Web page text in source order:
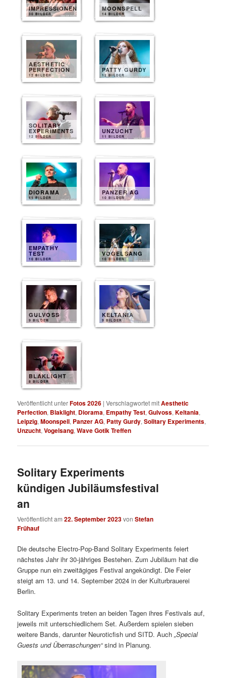
IMPRESSIONEN
30 BILDER
MOONSPELL
14 BILDER
AESTHETIC
PERFECTION
12 BILDER
PATTY GURDY
12 BILDER
SOLITARY
EXPERIMENTS
12 BILDER
UNZUCHT
11 BILDER
DIORAMA
11 BILDER
PANZER AG
10 BILDER
EMPATHY
TEST
10 BILDER
VOGELSANG
10 BILDER
GULVOSS
9 BILDER
KELTANIA
9 BILDER
BLAKLIGHT
8 BILDER
Veröffentlicht unterFotos 2026 |Verschlagwortet mitAesthetic
Perfection, Blaklight, Diorama, Empathy Test,Gulvoss,Keltania,
Leipzig,Moonspell, Panzer AG, Patty Gurdy,Solitary Experiments,
Unzucht,Vogelsang,Wave Gotik Treffen
Solitary Experiments
kündigen Jubiläumsfestival
an
Veröffentlicht am22. September 2023vonStefan
Frühauf
Die deutsche Electro-Pop-Band Solitary Experiments feiert
nächstes Jahr ihr 30-jähriges Bestehen. Zum Jubiläum hat die
Gruppe nun ein zweitägiges Festival angekündigt. Die Feier
steigt am 13. und 14. September 2024 in der Kulturbrauerei
Berlin.
Solitary Experiments treten an beiden Tagen ihres Festivals auf,
jeweils mit unterschiedlichem Set. Außerdem spielen sieben
weitere Bands, darunter Neuroticfish und SITD. Auch„Special
Guests und Überraschungen“sind in Planung.